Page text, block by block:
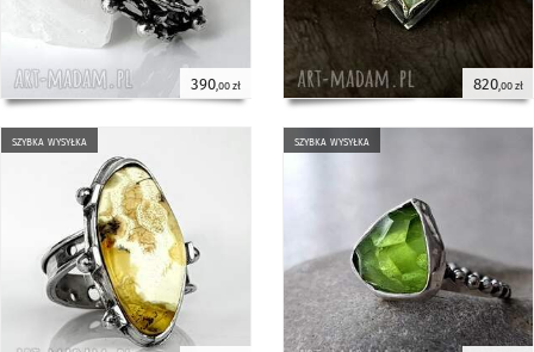
390,00 zł 820,00 zł
szybka wysyłka szybka wysyłka